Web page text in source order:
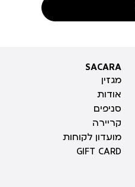
SACARA
SACARA
מגזין
אודות
סניפים
קריירה
מועדון לקוחות
GIFT CARD